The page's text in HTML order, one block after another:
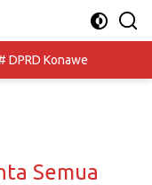
DPRD Konawe
Semua